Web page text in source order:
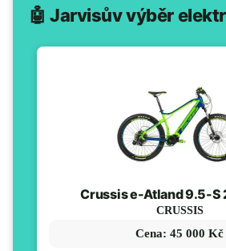
🤖 Jarvisův výběr
Crussis e-Atland 9.5-S
CRUSSIS
Cena: 45 000 Kč